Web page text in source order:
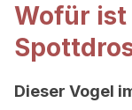
Wofür ist
Dieser Vogel